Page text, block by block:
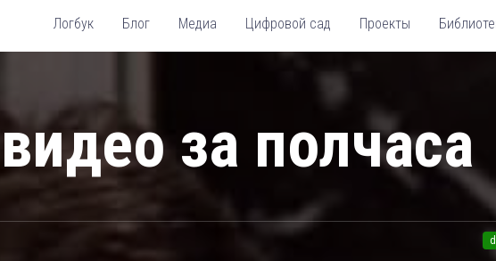
Логбук Блог Медиа Цифровой сад Проекты
за полчаса